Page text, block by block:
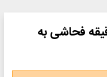
فحاشی به